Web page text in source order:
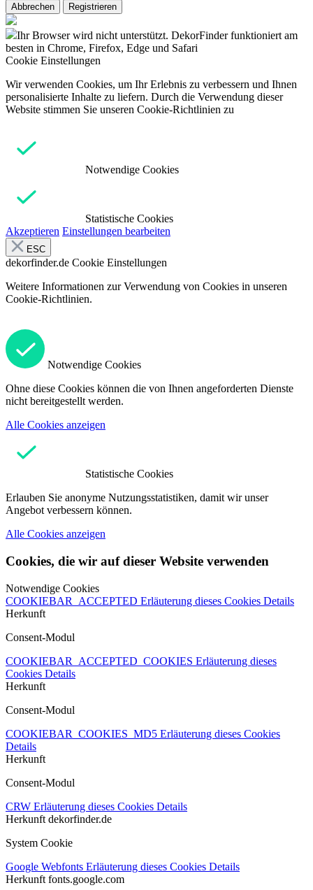
Abbrechen Registrieren
Ihr Browser wird nicht unterstützt. DekorFinder funktioniert am
besten in Chrome, Firefox, Edge und Safari
Cookie Einstellungen
Wir verwenden Cookies, um Ihr Erlebnis zu verbessern und Ihnen
personalisierte Inhalte zu liefern. Durch die Verwendung dieser
Website stimmen Sie unseren Cookie-Richtlinien zu
Notwendige Cookies
Statistische Cookies
Akzeptieren Einstellungen bearbeiten
ESC
dekorfinder.de Cookie Einstellungen
Weitere Informationen zur Verwendung von Cookies in unseren
Cookie-Richtlinien.
Notwendige Cookies
Ohne diese Cookies können die von Ihnen angeforderten Dienste
nicht bereitgestellt werden.
Alle Cookies anzeigen
Statistische Cookies
Erlauben Sie anonyme Nutzungsstatistiken, damit wir unser
Angebot verbessern können.
Alle Cookies anzeigen
Cookies, die wir auf dieser Website verwenden
Notwendige Cookies
COOKIEBAR_ACCEPTED Erläuterung dieses Cookies Details
Herkunft
Consent-Modul
COOKIEBAR_ACCEPTED_COOKIES Erläuterung dieses
Cookies Details
Herkunft
Consent-Modul
COOKIEBAR_COOKIES_MD5 Erläuterung dieses Cookies
Details
Herkunft
Consent-Modul
CRW Erläuterung dieses Cookies Details
Herkunft dekorfinder.de
System Cookie
Google Webfonts Erläuterung dieses Cookies Details
Herkunft fonts.google.com